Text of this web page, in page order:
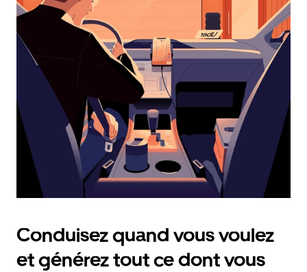
sélectionner
une
date.
Appuyez
sur
touche
pour
fermer
le
calendrier.
Conduisez quand vous voulez
et générez tout ce dont vous